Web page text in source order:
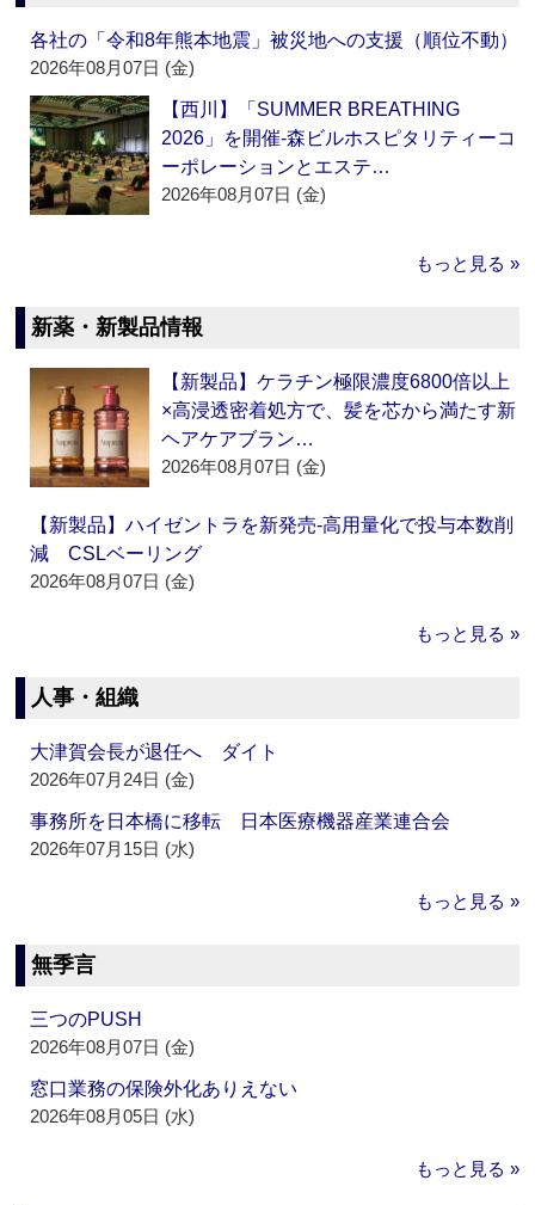
各社の「令和8年熊本地震」被災地への支援（順位不動）
2026年08月07日 (金)
【西川】「SUMMER BREATHING
2026」を開催‐森ビルホスピタリティーコ
ーポレーションとエステ…
2026年08月07日 (金)
もっと見る »
新薬・新製品情報
【新製品】ケラチン極限濃度6800倍以上
×高浸透密着処方で、髪を芯から満たす新
ヘアケアブラン…
2026年08月07日 (金)
【新製品】ハイゼントラを新発売‐高用量化で投与本数削
減 CSLベーリング
2026年08月07日 (金)
もっと見る »
人事・組織
大津賀会長が退任へ ダイト
2026年07月24日 (金)
事務所を日本橋に移転 日本医療機器産業連合会
2026年07月15日 (水)
もっと見る »
無季言
三つのPUSH
2026年08月07日 (金)
窓口業務の保険外化ありえない
2026年08月05日 (水)
もっと見る »